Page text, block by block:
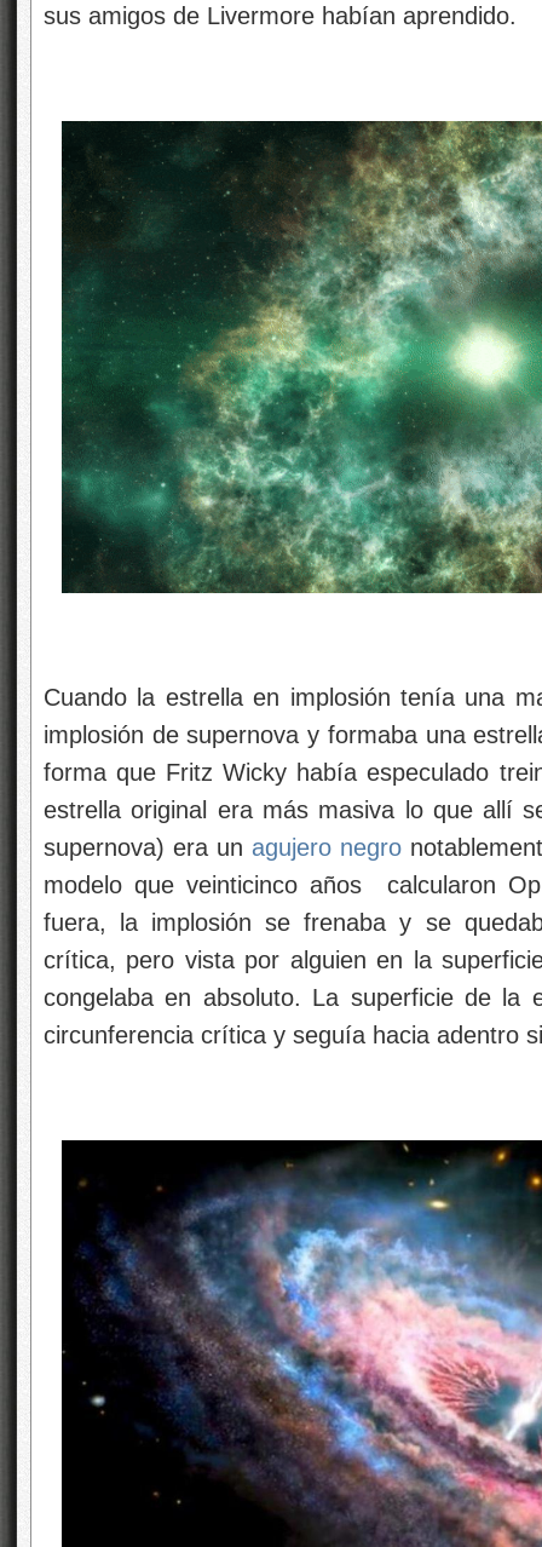
sus amigos de Livermore habían aprendido.
Cuando la estrella en implosión tenía una
implosión de supernova y formaba una
forma que Fritz Wicky había especulado
estrella original era más masiva lo que allí
supernova) era un agujero negro
modelo que veinticinco años calcularon
fuera, la implosión se frenaba y se
crítica, pero vista por alguien en la
congelaba en absoluto. La superficie de
circunferencia crítica y seguía hacia adentro